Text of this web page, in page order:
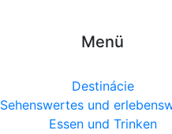
Menü
Destinácie
Sehenswertes und
Essen und Trinken